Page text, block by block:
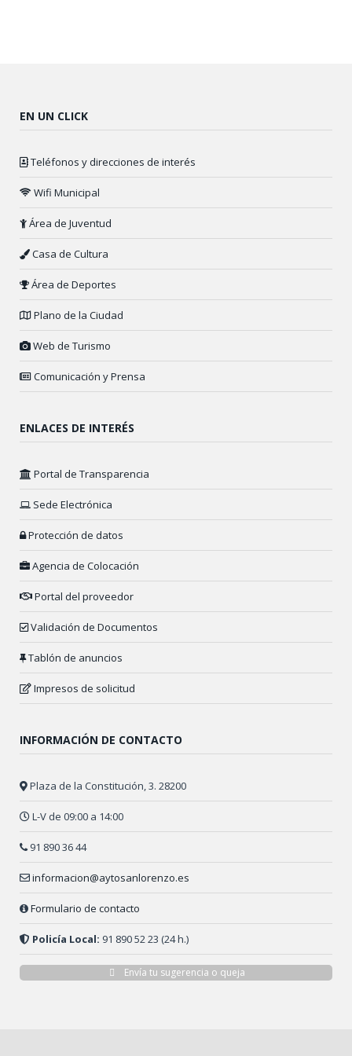
EN UN CLICK
Teléfonos y direcciones de interés
Wifi Municipal
Área de Juventud
Casa de Cultura
Área de Deportes
Plano de la Ciudad
Web de Turismo
Comunicación y Prensa
ENLACES DE INTERÉS
Portal de Transparencia
Sede Electrónica
Protección de datos
Agencia de Colocación
Portal del proveedor
Validación de Documentos
Tablón de anuncios
Impresos de solicitud
INFORMACIÓN DE CONTACTO
Plaza de la Constitución, 3. 28200
L-V de 09:00 a 14:00
91 890 36 44
informacion@aytosanlorenzo.es
Formulario de contacto
Policía Local: 91 890 52 23 (24 h.)
Envía tu sugerencia o queja